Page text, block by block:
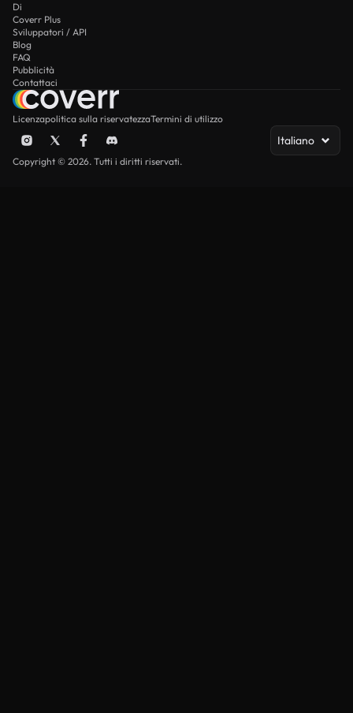
Di
Coverr Plus
Sviluppatori / API
Blog
FAQ
Pubblicità
Contattaci
Licenzapolitica sulla riservatezzaTermini di utilizzo
Italiano
Copyright © 2026. Tutti i diritti riservati.